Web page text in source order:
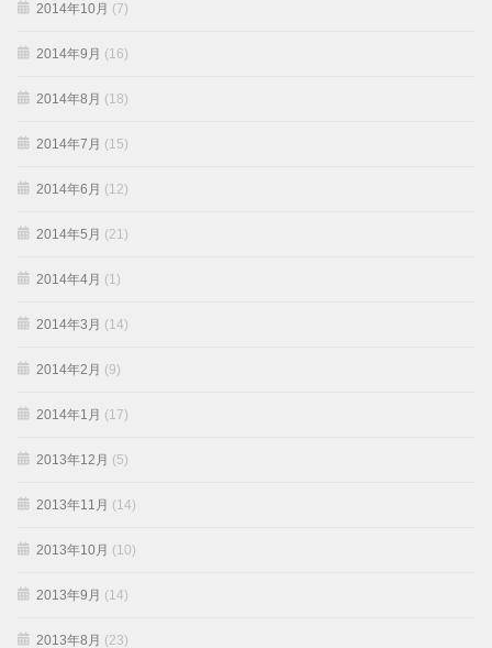
2014年10月 (7)
2014年9月 (16)
2014年8月 (18)
2014年7月 (15)
2014年6月 (12)
2014年5月 (21)
2014年4月 (1)
2014年3月 (14)
2014年2月 (9)
2014年1月 (17)
2013年12月 (5)
2013年11月 (14)
2013年10月 (10)
2013年9月 (14)
2013年8月 (23)